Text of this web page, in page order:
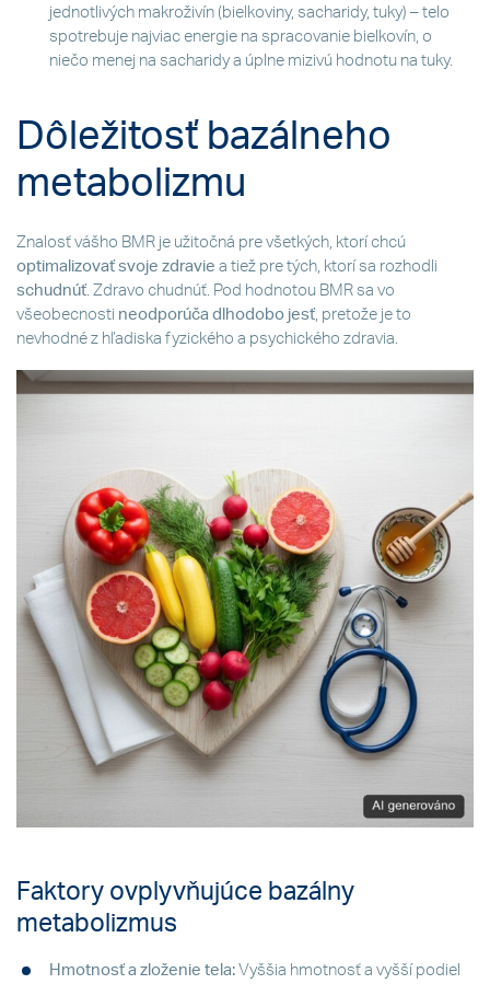
jednotlivých makroživín (bielkoviny, sacharidy, tuky) – telo
spotrebuje najviac energie na spracovanie bielkovín, o
niečo menej na sacharidy a úplne mizivú hodnotu na tuky.
Dôležitosť bazálneho
metabolizmu
Znalosť vášho BMR je užitočná pre všetkých, ktorí chcú
optimalizovať svoje zdravie a tiež pre tých, ktorí sa rozhodli
schudnúť. Zdravo chudnúť. Pod hodnotou BMR sa vo
všeobecnosti neodporúča dlhodobo jesť, pretože je to
nevhodné z hľadiska fyzického a psychického zdravia.
Faktory ovplyvňujúce bazálny
metabolizmus
Hmotnosť a zloženie tela: Vyššia hmotnosť a vyšší podiel